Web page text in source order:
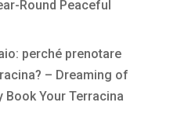
Round Peaceful
perché prenotare
– Dreaming of
Book Your Terracina